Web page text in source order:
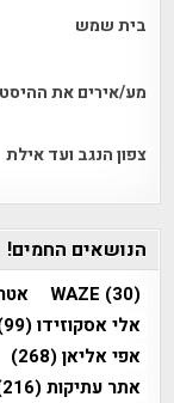
בית שמש
מע/אירים את
צפון הנגב ועד אילת
הנושאים החמים!
WAZE (30)
אלי אסקוזידו(99)
אפי אליאן(268)
אתר עתיקות(216)